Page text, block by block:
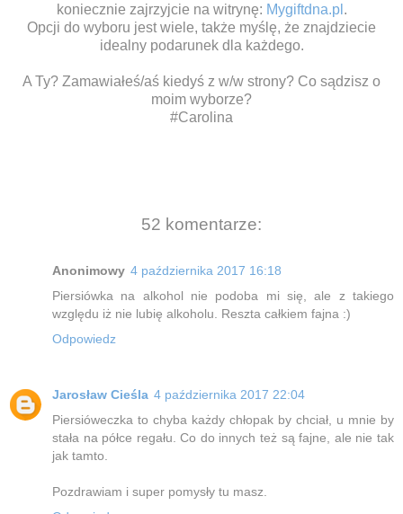
koniecznie zajrzyjcie na witrynę: Mygiftdna.pl .
Opcji do wyboru jest wiele, także myślę, że znajdziecie
idealny podarunek dla każdego.
A Ty? Zamawiałeś/aś kiedyś z w/w strony? Co sądzisz o
moim wyborze?
#Carolina
52 komentarze:
Anonimowy 4 października 2017 16:18
Piersiówka na alkohol nie podoba mi się, ale z takiego
względu iż nie lubię alkoholu. Reszta całkiem fajna :)
Odpowiedz
Jarosław Cieśla 4 października 2017 22:04
Piersióweczka to chyba każdy chłopak by chciał, u mnie by
stała na półce regału. Co do innych też są fajne, ale nie tak
jak tamto.
Pozdrawiam i super pomysły tu masz.